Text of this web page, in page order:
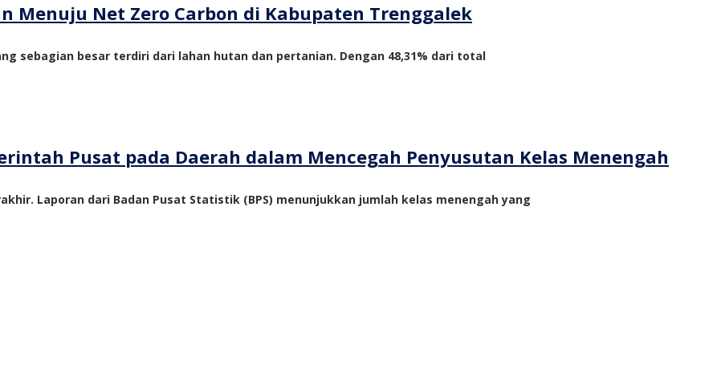
Menuju Net Zero Carbon di Kabupaten Trenggalek
sebagian besar terdiri dari lahan hutan dan pertanian. Dengan 48,31% dari total
Pusat pada Daerah dalam Mencegah Penyusutan Kelas Menengah
Laporan dari Badan Pusat Statistik (BPS) menunjukkan jumlah kelas menengah yang